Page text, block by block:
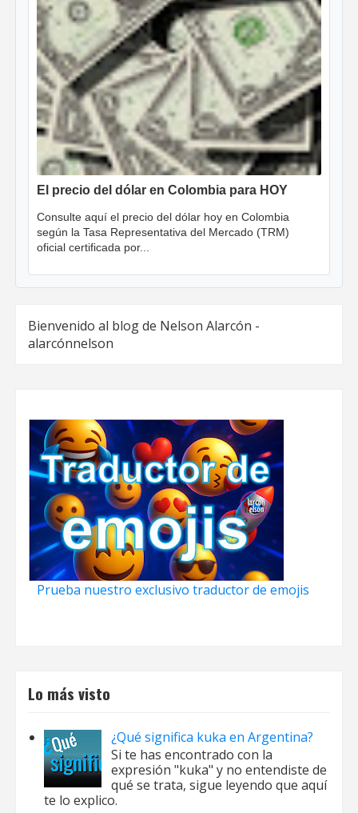
El precio del dólar en Colombia para HOY
Consulte aquí el precio del dólar hoy en Colombia
según la Tasa Representativa del Mercado (TRM)
oficial certificada por...
Bienvenido al blog de Nelson Alarcón -
alarcónnelson
Prueba nuestro exclusivo traductor de emojis
Lo más visto
¿Qué significa kuka en Argentina?
Si te has encontrado con la
expresión "kuka" y no entendiste de
qué se trata, sigue leyendo que aquí
te lo explico.